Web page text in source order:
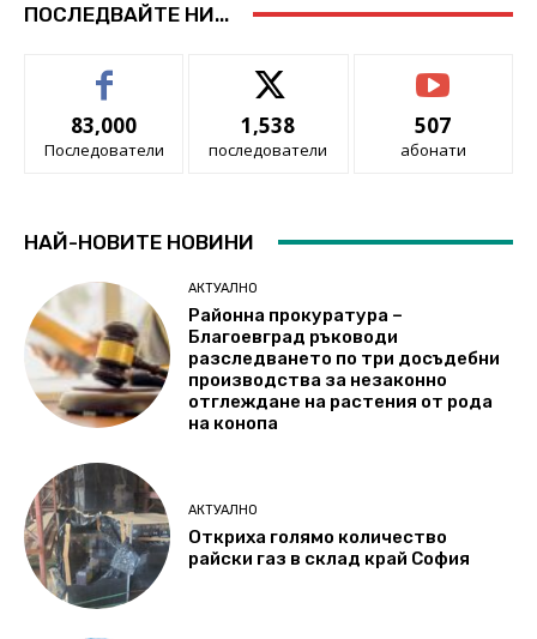
ПОСЛЕДВАЙТЕ НИ...
83,000
Последователи
1,538
последователи
507
абонати
НАЙ-НОВИТЕ НОВИНИ
АКТУАЛНО
Районна прокуратура –
Благоевград ръководи
разследването по три досъдебни
производства за незаконно
отглеждане на растения от рода
на конопа
АКТУАЛНО
Откриха голямо количество
райски газ в склад край София